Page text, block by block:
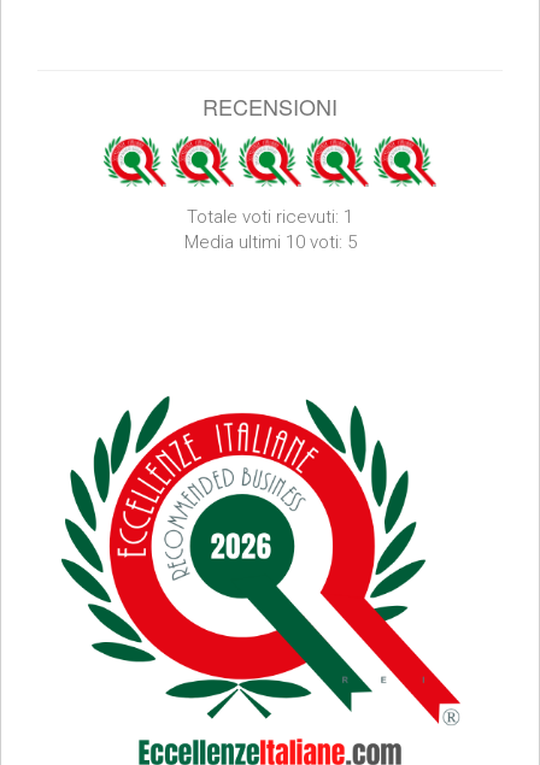
RECENSIONI
Totale voti ricevuti: 1
Media ultimi 10 voti: 5